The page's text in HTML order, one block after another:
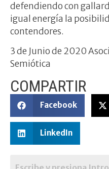
defendiendo con
igual energía la
contendores.
3 de Junio de 2020
Semiótica
COMPARTIR
Facebook
LinkedIn